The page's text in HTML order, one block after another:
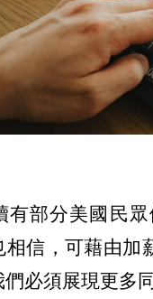
有部分美國民
相信，可藉由加
必須展現更多